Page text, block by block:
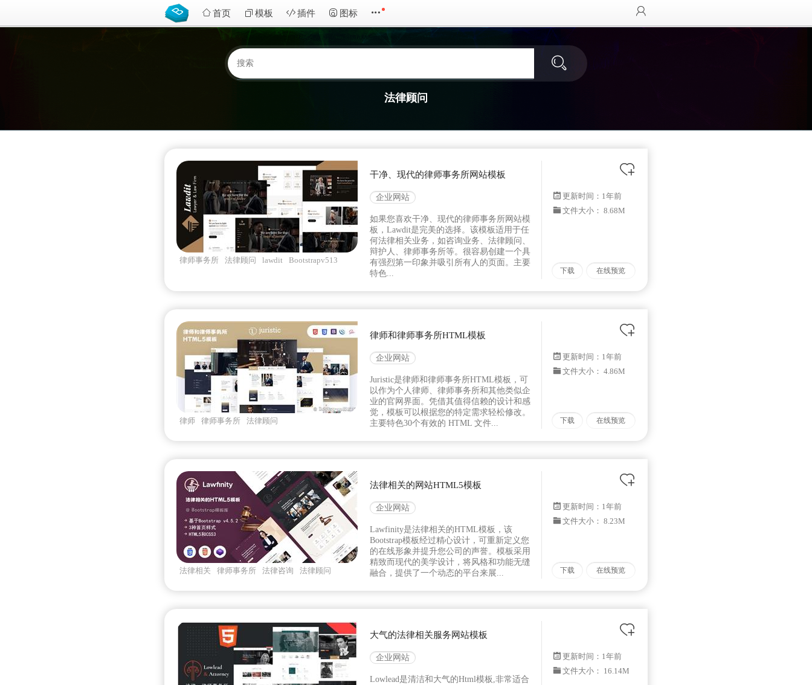
首页 模板 插件 图标
法律顾问
律师事务所 法律顾问 lawdit Bootstrapv513
干净、现代的律师事务所网站模板
企业网站
如果您喜欢干净、现代的律师事务所网站模
板，Lawdit是完美的选择。该模板适用于任
何法律相关业务，如咨询业务、法律顾问、
辩护人、律师事务所等。很容易创建一个具
有强烈第一印象并吸引所有人的页面。主要
特色...
更新时间： 1年前
文件大小： 8.68M
下载 在线预览
律师 律师事务所
法律顾问
律师和律师事务所HTML模板
企业网站
Juristic是律师和律师事务所HTML模板，可
以作为个人律师、律师事务所和其他类似企
业的官网界面。凭借其值得信赖的设计和感
觉，模板可以根据您的特定需求轻松修改。
主要特色30个有效的 HTML 文件...
更新时间： 1年前
文件大小： 4.86M
下载 在线预览
法律相关 律师事务所 法律咨询
法律顾问
法律相关的网站HTML5模板
企业网站
Lawfinity是法律相关的HTML模板，该
Bootstrap模板经过精心设计，可重新定义您
的在线形象并提升您公司的声誉。模板采用
精致而现代的美学设计，将风格和功能无缝
融合，提供了一个动态的平台来展...
更新时间： 1年前
文件大小： 8.23M
下载 在线预览
大气的法律相关服务网站模板
企业网站
Lowlead是清洁和大气的Html模板,非常适合
更新时间： 1年前
文件大小： 16.14M